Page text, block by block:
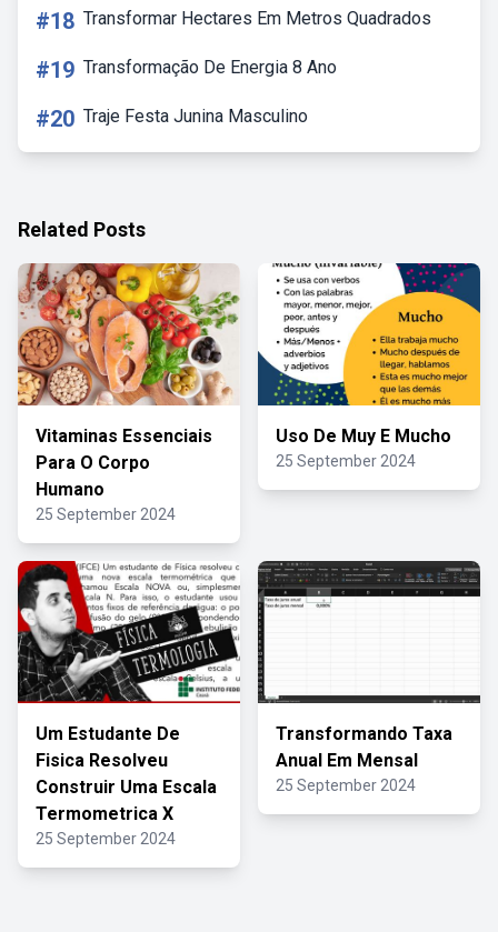
#18 Transformar Hectares Em Metros Quadrados
#19 Transformação De Energia 8 Ano
#20 Traje Festa Junina Masculino
Related Posts
Vitaminas Essenciais
Para O Corpo
Humano
25 September 2024
Uso De Muy E Mucho
25 September 2024
Um Estudante De
Fisica Resolveu
Construir Uma Escala
Termometrica X
25 September 2024
Transformando Taxa
Anual Em Mensal
25 September 2024